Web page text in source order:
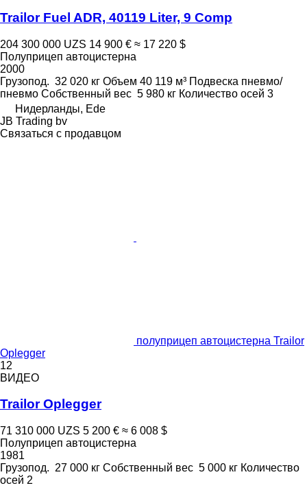
Trailor Fuel ADR, 40119 Liter, 9 Comp
204 300 000 UZS 14 900 € ≈ 17 220 $
Полуприцеп автоцистерна
2000
Грузопод. 32 020 кг Объем 40 119 м³ Подвеска пневмо/
пневмо Собственный вес 5 980 кг Количество осей 3
Нидерланды, Ede
JB Trading bv
Связаться с продавцом
полуприцеп автоцистерна Trailor
Oplegger
12
ВИДЕО
Trailor Oplegger
71 310 000 UZS 5 200 € ≈ 6 008 $
Полуприцеп автоцистерна
1981
Грузопод. 27 000 кг Собственный вес 5 000 кг Количество
осей 2